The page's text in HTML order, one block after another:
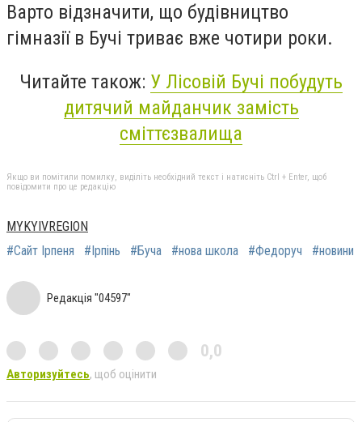
Варто відзначити, що будівництво
гімназії в Бучі триває вже чотири роки.
Читайте також: У Лісовій Бучі побудуть
дитячий майданчик замість
сміттєзвалища
Якщо ви помітили помилку, виділіть необхідний текст і натисніть Ctrl + Enter, щоб
повідомити про це редакцію
MYKYIVREGION
#Сайт Ірпеня
#Ірпінь #Буча #нова школа #Федоруч #новини
Редакція "04597"
0,0
Авторизуйтесь, щоб оцінити